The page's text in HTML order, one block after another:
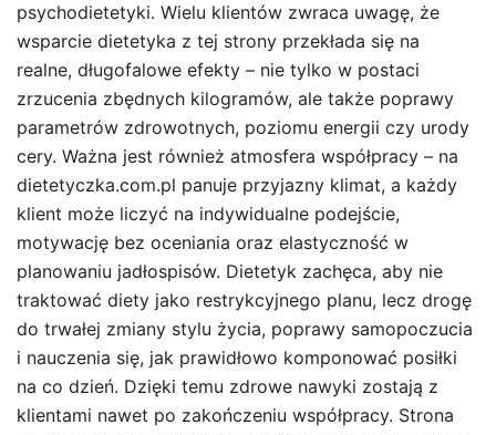
psychodietetyki. Wielu klientów zwraca uwagę, że
wsparcie dietetyka z tej strony przekłada się na
realne, długofalowe efekty – nie tylko w postaci
zrzucenia zbędnych kilogramów, ale także poprawy
parametrów zdrowotnych, poziomu energii czy urody
cery. Ważna jest również atmosfera współpracy – na
dietetyczka.com.pl panuje przyjazny klimat, a każdy
klient może liczyć na indywidualne podejście,
motywację bez oceniania oraz elastyczność w
planowaniu jadłospisów. Dietetyk zachęca, aby nie
traktować diety jako restrykcyjnego planu, lecz drogę
do trwałej zmiany stylu życia, poprawy samopoczucia
i nauczenia się, jak prawidłowo komponować posiłki
na co dzień. Dzięki temu zdrowe nawyki zostają z
klientami nawet po zakończeniu współpracy. Strona